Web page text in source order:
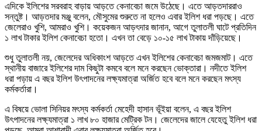
এদিকে ইলিশের সরবরাহ বাড়ায় আড়তে কেনাবেচা জমে উঠেছে। এতে আড়তদাররাও
সন্তুষ্ট। আড়তদার মঞ্জু বলেন, মৌসুমের শুরুতে না হলেও এবার ইলিশ ধরা পড়ছে। এতে
জেলেরাও খুশি, আমরাও খুশি। কয়েকজন আড়ৎদার জানান, আগে তুলাতলী ঘাটে প্রতিদিন
১ লাখ টাকার ইলিশ কেনাবেচা হতো। এখন তা বেড়ে ১০-১৫ লাখ টাকায় দাঁড়িয়েছে।
শুধু তুলাতলী নয়, জেলেদের অধিকাংশ আড়তে এখন ইলিশের কেনাবেচা জমজমাট। এতে
স্থানীয় বাজারে ইলিশের দাম কিছুটা কমবে বলে মনে করছেন ভোক্তারা। নদীতে ইলিশ
ধরা পড়ায় এ বছর ইলিশ উৎপাদনের লক্ষ্যমাত্রা অর্জিত হবে বলে মনে করছেন মৎস্য
কর্মকর্তারা।
এ বিষয়ে ভোলা সিনিয়র মৎস্য কর্মকর্তা মেহেদী হাসান ভূঁইয়া বলেন, এ বছর ইলিশ
উৎপাদনের লক্ষ্যমাত্রা ১ লাখ ৮০ হাজার মেট্রিক টন। জেলেদের জালে যেহেতু ইলিশ ধরা